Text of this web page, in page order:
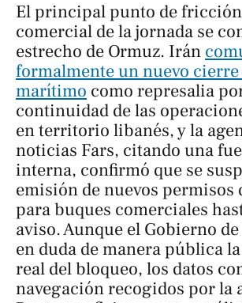
El principal punto de
comercial de la jornada se
estrecho de Ormuz. Irán
formalmente un nuevo cierre
marítimo como represalia
continuidad de las
en territorio libanés, y la
noticias Fars, citando una
interna, confirmó que se
emisión de nuevos permisos
para buques comerciales
aviso. Aunque el Gobierno
en duda de manera pública
real del bloqueo, los datos
navegación recogidos por la